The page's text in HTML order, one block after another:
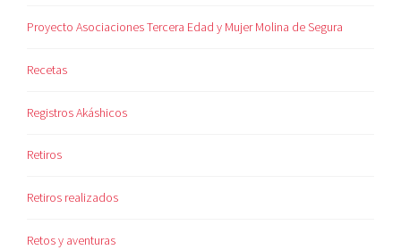
Proyecto Asociaciones Tercera Edad y Mujer Molina de Segura
Recetas
Registros Akáshicos
Retiros
Retiros realizados
Retos y aventuras